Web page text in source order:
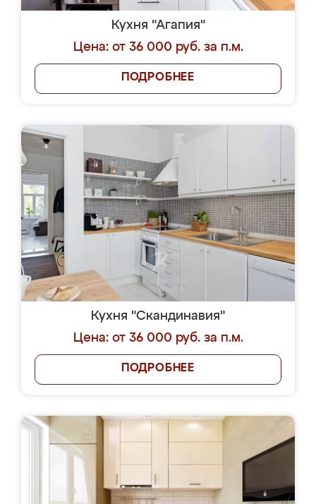
Кухня "Агапия"
Цена: от 36 000 руб. за п.м.
ПОДРОБНЕЕ
Кухня "Скандинавия"
Цена: от 36 000 руб. за п.м.
ПОДРОБНЕЕ